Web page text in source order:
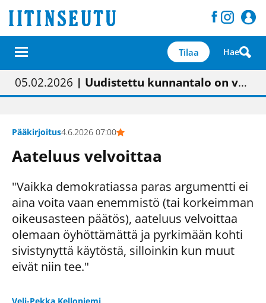
Tilaa Hae
01.02.2026 | Painon vaihtumisen pitäisi näkyä hieman parempana painojäljen laatuna lehdessä
05.02.2026 | Uudistettu kunnantalo on valoisa
23.04.2026 | “Olemme käynnistämässä uudelleen keskustavisiotyön”
09.05.2026| "Maalla on totuttu elämään omavaraisemmin kuin kaupungissa"
Pääkirjoitus4.6.2026 07:00
Aateluus velvoittaa
"Vaikka demokratiassa paras argumentti ei
aina voita vaan enemmistö (tai korkeimman
oikeusasteen päätös), aateluus velvoittaa
olemaan öyhöttämättä ja pyrkimään kohti
sivistynyttä käytöstä, silloinkin kun muut
eivät niin tee."